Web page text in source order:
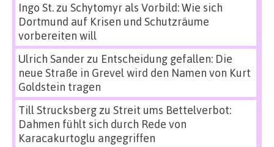
Ingo St.zu Schytomyr als Vorbild: Wie sich
Dortmund auf Krisen und Schutzräume
vorbereiten will
Ulrich Sanderzu Entscheidung gefallen: Die
neue Straße in Grevel wird den Namen von Kurt
Goldstein tragen
Till Strucksbergzu Streit ums Bettelverbot:
Dahmen fühlt sich durch Rede von
Karacakurtoglu angegriffen